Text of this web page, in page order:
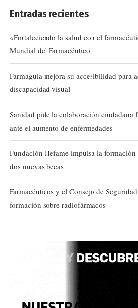
Entradas recientes
«Fortaleciendo la salud con el
Mundial del Farmacéutico
Farmaguia mejora su accesibilidad para
discapacidad visual
Sanidad pide la colaboración ciudadana
ante el aumento de enfermedades
Fundación Hefame impulsa la
dos nuevas becas
Farmacéuticos y el Consejo de
formación sobre radiofármacos